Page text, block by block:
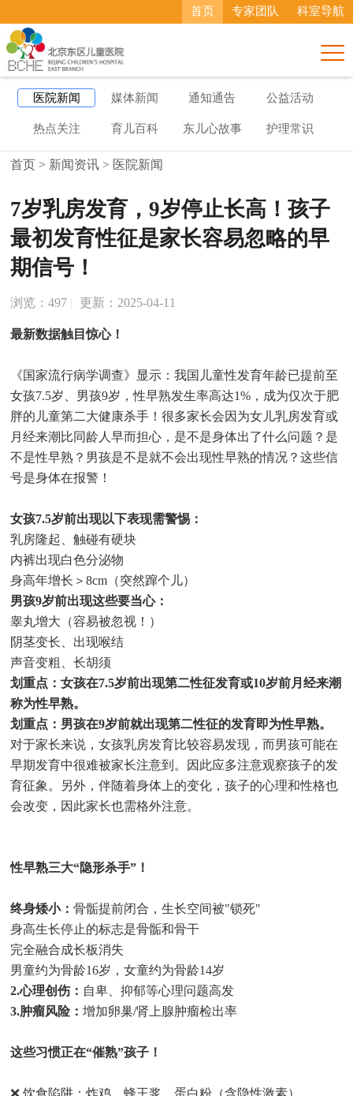
科室导航
专家团队
首页

医院新闻 媒体新闻 通知通告 公益活动
热点关注 育儿百科 东儿心故事 护理常识
首页 > 新闻资讯 > 医院新闻
7岁乳房发育，9岁停止长高！孩子
最初发育性征是家长容易忽略的早
期信号！
浏览：497 | 更新：2025-04-11
最新数据触目惊心！
《国家流行病学调查》显示：我国儿童性发育年龄已提前至
女孩7.5岁、男孩9岁，性早熟发生率高达1%，成为仅次于肥
胖的儿童第二大健康杀手！很多家长会因为女儿乳房发育或
月经来潮比同龄人早而担心，是不是身体出了什么问题？是
不是性早熟？男孩是不是就不会出现性早熟的情况？这些信
号是身体在报警！
女孩7.5岁前出现以下表现需警惕：
乳房隆起、触碰有硬块
内裤出现白色分泌物
身高年增长＞8cm（突然蹿个儿）
男孩9岁前出现这些要当心：
睾丸增大（容易被忽视！）
阴茎变长、出现喉结
声音变粗、长胡须
划重点：女孩在7.5岁前出现第二性征发育或10岁前月经来潮
称为性早熟。
划重点：男孩在9岁前就出现第二性征的发育即为性早熟。
对于家长来说，女孩乳房发育比较容易发现，而男孩可能在
早期发育中很难被家长注意到。因此应多注意观察孩子的发
育征象。另外，伴随着身体上的变化，孩子的心理和性格也
会改变，因此家长也需格外注意。
性早熟三大“隐形杀手”！
终身矮小：骨骺提前闭合，生长空间被"锁死"
身高生长停止的标志是骨骺和骨干
完全融合成长板消失
男童约为骨龄16岁，女童约为骨龄14岁
2.心理创伤： 自卑、抑郁等心理问题高发
3.肿瘤风险：增加卵巢/肾上腺肿瘤检出率
这些习惯正在“催熟”孩子！